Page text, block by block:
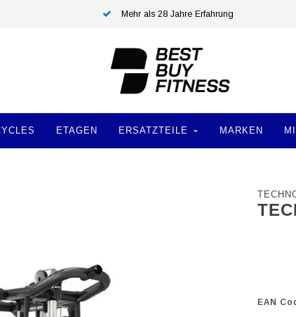
Mehr als 28 Jahre Erfahrung
ETAGEN ERSATZTEILE MARKEN
EAN